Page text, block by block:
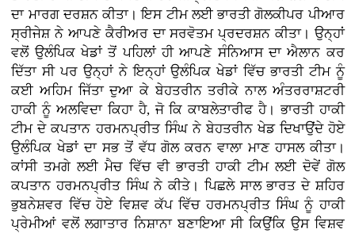
ਦਾ ਮਾਰਗ ਦਰਸ਼ਨ ਕੀਤਾ। ਇਸ ਟੀਮ ਲਈ ਭਾਰਤੀ ਗੋਲਕੀਪਰ ਪੀਆਰ
ਸ੍ਰੀਜੇਸ਼ ਨੇ ਆਪਣੇ ਕੈਰੀਅਰ ਦਾ ਸਰਵੋਤਮ ਪ੍ਰਦਰਸ਼ਨ ਕੀਤਾ। ਉਨ੍ਹਾਂ
ਵਲੋਂ ਉਲੰਪਿਕ ਖੇਡਾਂ ਤੋਂ ਪਹਿਲਾਂ ਹੀ ਆਪਣੇ ਸੰਨਿਆਸ ਦਾ ਐਲਾਨ ਕਰ
ਦਿੱਤਾ ਸੀ ਪਰ ਉਨ੍ਹਾਂ ਨੇ ਇਨ੍ਹਾਂ ਉਲੰਪਿਕ ਖੇਡਾਂ ਵਿੱਚ ਭਾਰਤੀ ਟੀਮ ਨੂੰ
ਕਈ ਅਹਿਮ ਜਿੱਤਾ ਦੁਆ ਕੇ ਬੇਹਤਰੀਨ ਤਰੀਕੇ ਨਾਲ ਅੰਤਰਰਾਸ਼ਟਰੀ
ਹਾਕੀ ਨੂੰ ਅਲਵਿਦਾ ਕਿਹਾ ਹੈ, ਜੋ ਕਿ ਕਾਬਲੇਤਾਰੀਫ ਹੈ। ਭਾਰਤੀ ਹਾਕੀ
ਟੀਮ ਦੇ ਕਪਤਾਨ ਹਰਮਨਪ੍ਰੀਤ ਸਿੰਘ ਨੇ ਬੇਹਤਰੀਨ ਖੇਡ ਦਿਖਾਉਂਦੇ ਹੋਏ
ਉਲੰਪਿਕ ਖੇਡਾਂ ਦਾ ਸਭ ਤੋਂ ਵੱਧ ਗੋਲ ਕਰਨ ਵਾਲਾ ਮਾਣ ਹਾਸਲ ਕੀਤਾ।
ਕਾਂਸੀ ਤਮਗੇ ਲਈ ਮੈਚ ਵਿੱਚ ਵੀ ਭਾਰਤੀ ਹਾਕੀ ਟੀਮ ਲਈ ਦੋਵੇਂ ਗੋਲ
ਕਪਤਾਨ ਹਰਮਨਪ੍ਰੀਤ ਸਿੰਘ ਨੇ ਕੀਤੇ। ਪਿਛਲੇ ਸਾਲ ਭਾਰਤ ਦੇ ਸ਼ਹਿਰ
ਭੁਬਨੇਸ਼ਵਰ ਵਿੱਚ ਹੋਏ ਵਿਸ਼ਵ ਕੱਪ ਵਿੱਚ ਹਰਮਨਪ੍ਰੀਤ ਸਿੰਘ ਨੂੰ ਹਾਕੀ
ਪ੍ਰੇਮੀਆਂ ਵਲੋਂ ਲਗਾਤਾਰ ਨਿਸ਼ਾਨਾ ਬਣਾਇਆ ਸੀ ਕਿਉਂਕਿ ਉਸ ਵਿਸ਼ਵ